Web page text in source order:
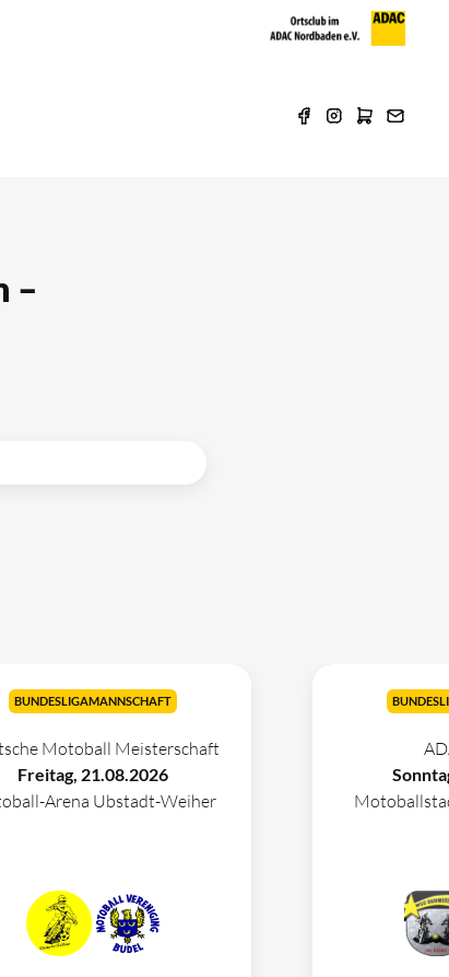
–
BUNDESLIGAMANNSCHAFT
Motoball Meisterschaft
Freitag, 21.08.2026
Arena Ubstadt-Weiher